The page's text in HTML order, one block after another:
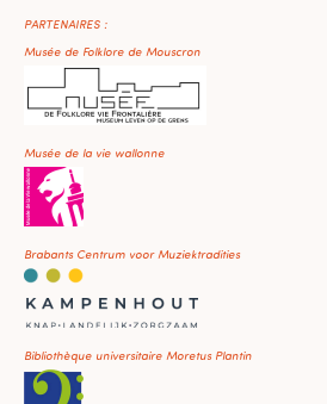
PARTENAIRES :
Musée de Folklore de Mouscron
Musée de la vie wallonne
Brabants Centrum voor Muziektradities
Bibliothèque universitaire Moretus Plantin